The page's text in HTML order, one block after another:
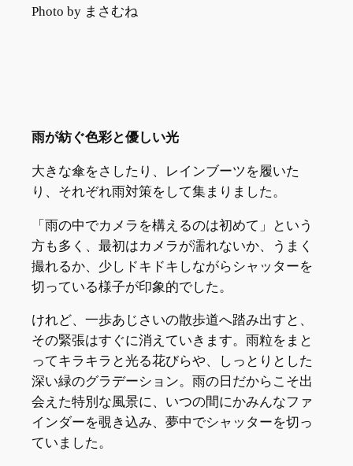
Photo by まさむね
雨が紡ぐ色彩と優しい光
大きな傘をさしたり、レインブーツを履いた
り、それぞれ雨対策をして集まりました。
​「雨の中でカメラを構えるのは初めて」という
方も多く、最初はカメラが濡れないか、うまく
撮れるか、少しドキドキしながらシャッターを
切っている様子が印象的でした。
けれど、一歩あじさいの散歩道へ踏み出すと、
その緊張はすぐに消えていきます。雨粒をまと
ってキラキラと光る花びらや、しっとりとした
深い緑のグラデーション。雨の日だからこそ出
会えた特別な風景に、いつの間にかみんなファ
インダーを覗き込み、夢中でシャッターを切っ
ていました。